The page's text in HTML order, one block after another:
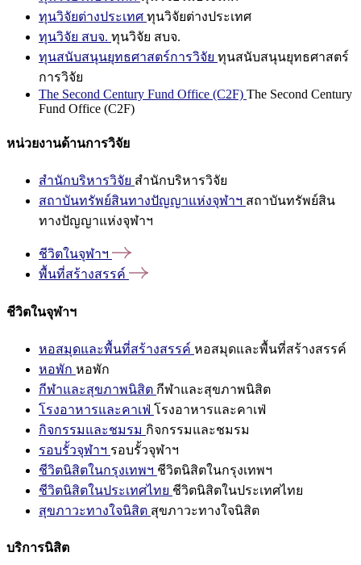
ทุนวิจัยต่างประเทศ ทุนวิจัยต่างประเทศ
ทุนวิจัย สบจ. ทุนวิจัย สบจ.
ทุนสนับสนุนยุทธศาสตร์การวิจัย ทุนสนับสนุนยุทธศาสตร์
การวิจัย
The Second Century Fund Office (C2F) The Second Century
Fund Office (C2F)
หน่วยงานด้านการวิจัย
สำนักบริหารวิจัย สำนักบริหารวิจัย
สถาบันทรัพย์สินทางปัญญาแห่งจุฬาฯ สถาบันทรัพย์สิน
ทางปัญญาแห่งจุฬาฯ
ชีวิตในจุฬาฯ
พื้นที่สร้างสรรค์
ชีวิตในจุฬาฯ
หอสมุดและพื้นที่สร้างสรรค์ หอสมุดและพื้นที่สร้างสรรค์
หอพัก หอพัก
กีฬาและสุขภาพนิสิต กีฬาและสุขภาพนิสิต
โรงอาหารและคาเฟ่ โรงอาหารและคาเฟ่
กิจกรรมและชมรม กิจกรรมและชมรม
รอบรั้วจุฬาฯ รอบรั้วจุฬาฯ
ชีวิตนิสิตในกรุงเทพฯ ชีวิตนิสิตในกรุงเทพฯ
ชีวิตนิสิตในประเทศไทย ชีวิตนิสิตในประเทศไทย
สุขภาวะทางใจนิสิต สุขภาวะทางใจนิสิต
บริการนิสิต